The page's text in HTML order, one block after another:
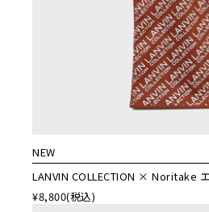
NEW
LANVIN COLLECTION × Noritake
¥8,800(税込)